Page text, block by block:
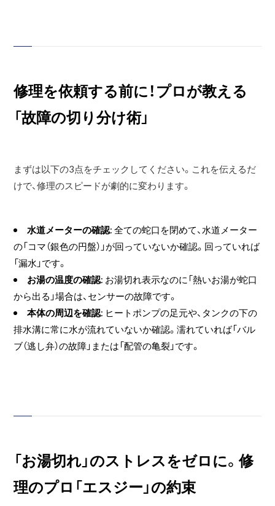
修理を依頼する前に！プロが教える
「故障の切り分け術」
まずは以下の3点をチェックしてください。これを伝えるだ
けで、修理のスピードが劇的に変わります。
水道メーターの確認: 全ての蛇口を閉めて、水道メーター
の「コマ（銀色の円盤）」が回っていないか確認。回っていれば
「漏水」です。
お湯の温度の確認: お湯切れ表示なのに「熱いお湯が蛇口
から出る」場合は、センサーの故障です。
本体の周辺を確認: ヒートポンプの足元や、タンクの下の
排水溝に常に水が流れていないか確認。濡れていれば「バル
ブ（逃し弁）の故障」または「配管の亀裂」です。
「お湯切れ」のストレスをゼロに。修
理のプロ「エスジー」の約束